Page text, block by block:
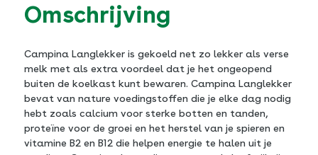
Omschrijving
Campina Langlekker is gekoeld net zo lekker als verse
melk met als extra voordeel dat je het ongeopend
buiten de koelkast kunt bewaren. Campina Langlekker
bevat van nature voedingstoffen die je elke dag nodig
hebt zoals calcium voor sterke botten en tanden,
proteïne voor de groei en het herstel van je spieren en
vitamine B2 en B12 die helpen energie te halen uit je